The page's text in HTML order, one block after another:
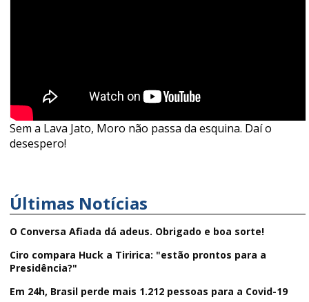
Sem a Lava Jato, Moro não passa da esquina. Daí o
desespero!
Últimas Notícias
O Conversa Afiada dá adeus. Obrigado e boa sorte!
Ciro compara Huck a Tiririca: "estão prontos para a
Presidência?"
Em 24h, Brasil perde mais 1.212 pessoas para a Covid-19